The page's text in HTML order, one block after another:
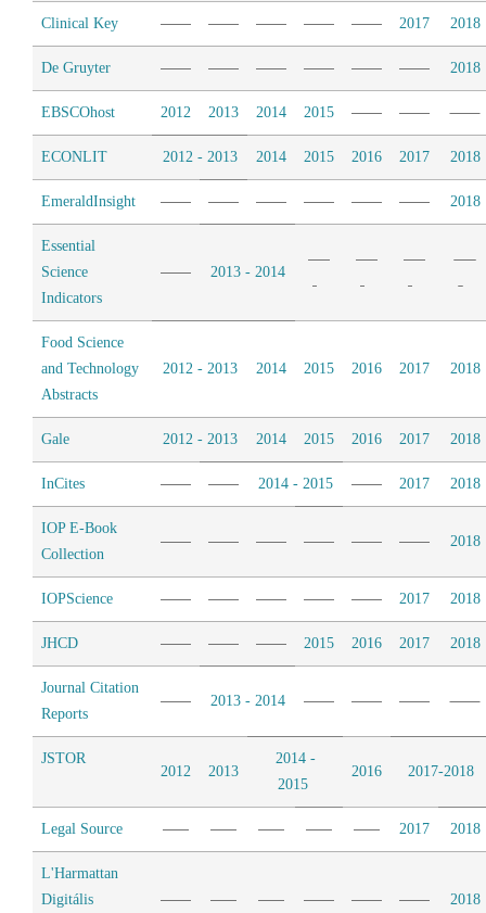
Clinical Key 2017 2018
De Gruyter 2018
EBSCOhost 2012 2013 2014 2015
ECONLIT 2012 - 2013 2014 2015 2016 2017 2018
EmeraldInsight 2018
Essential
Science
Indicators
2013 - 2014
Food Science
and Technology
Abstracts
2012 - 2013 2014 2015 2016 2017 2018
Gale 2012 - 2013 2014 2015 2016 2017 2018
InCites 2014 - 2015 2017 2018
IOP E-Book
Collection
2018
IOPScience 2017 2018
JHCD 2015 2016 2017 2018
Journal Citation
Reports
2013 - 2014
JSTOR
2012
2013
2014 -
2015
2016 2017-2018
Legal Source 2017 2018
L'Harmattan
Digitális
2018